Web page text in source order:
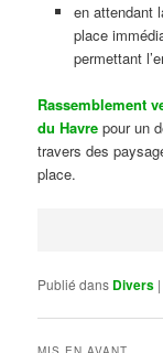
en attendant
place
permettant
Rassemblement
du Havre pour un
travers des
place.
Publié dans Divers |